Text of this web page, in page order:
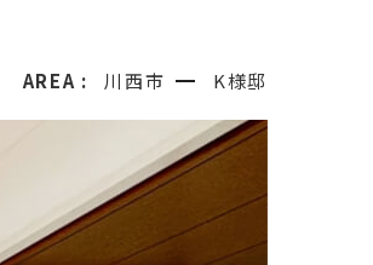
AREA : 川西市 K様邸